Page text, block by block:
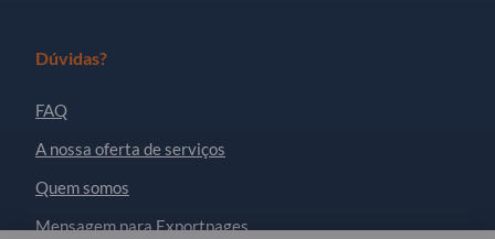
Dúvidas?
FAQ
A nossa oferta de serviços
Quem somos
Mensagem para Exportpages